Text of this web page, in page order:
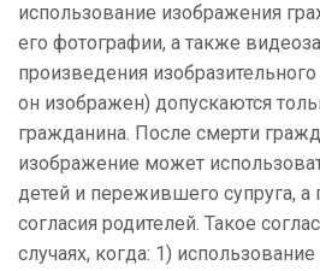
использование изображения
его фотографии, а также
произведения
он изображен) допускаются
гражданина. После смерти
изображение может
детей и пережившего супруга, а
согласия родителей. Такое
случаях, когда: 1)